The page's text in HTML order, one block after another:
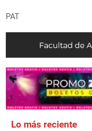
PAT
Lo más reciente